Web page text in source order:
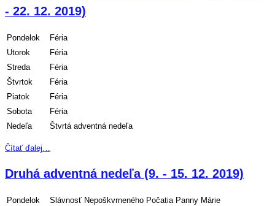
- 22. 12. 2019)
Pondelok
Féria
Utorok
Féria
Streda
Féria
Štvrtok
Féria
Piatok
Féria
Sobota
Féria
Nedeľa
Štvrtá adventná nedeľa
Čítať ďalej…
Druhá adventná nedeľa (9. - 15. 12. 2019)
Pondelok
Slávnosť Nepoškvrneného Počatia Panny Márie